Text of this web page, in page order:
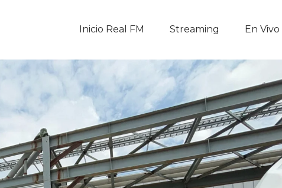
Inicio Real FM Streaming En Vivo
En Vivo
Descarga La APP
Programas
Noticias